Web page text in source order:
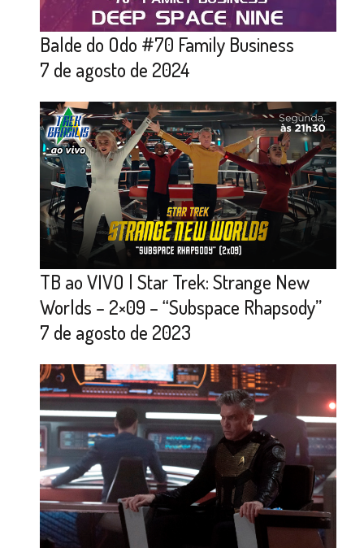
Balde do Odo #70 Family Business
7 de agosto de 2024
TB ao VIVO | Star Trek: Strange New
Worlds – 2×09 – “Subspace Rhapsody”
7 de agosto de 2023